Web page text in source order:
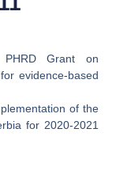
Grant on
evidence-based
of the
for 2020-2021